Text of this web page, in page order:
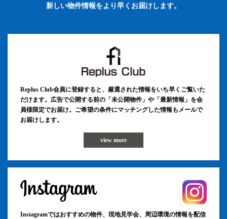
新しい物件情報をより早くお届けします。
Replus Club会員に登録すると、厳選された情報をいち早くご覧いた
だけます。広告で公開する前の「未公開物件」や「最新情報」を会
員様限定でお届け。ご希望の条件にマッチングした情報もメールで
お届けします。
view more
Instagramではおすすめの物件、現地見学会、周辺環境の情報を配信